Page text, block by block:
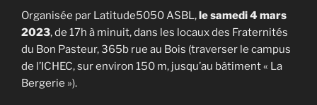
Organisée par Latitude5050 ASBL, le samedi 4 mars
2023, de 17h à minuit, dans les locaux des Fraternités
du Bon Pasteur, 365b rue au Bois (traverser le campus
de l’ICHEC, sur environ 150 m, jusqu’au bâtiment « La
Bergerie »).